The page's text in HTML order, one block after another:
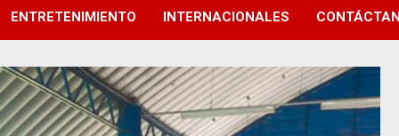
ENTRETENIMIENTO INTERNACIONALES